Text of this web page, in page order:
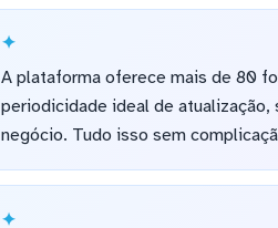
A plataforma oferece mais de 80
periodicidade ideal de atualização,
negócio. Tudo isso sem